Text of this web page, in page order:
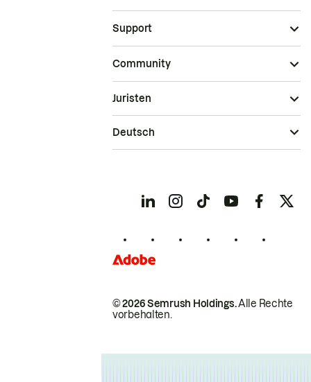
Support
Community
© 2026 Semrush Holdings.Alle Rechte
vorbehalten.
Juristen
Deutsch